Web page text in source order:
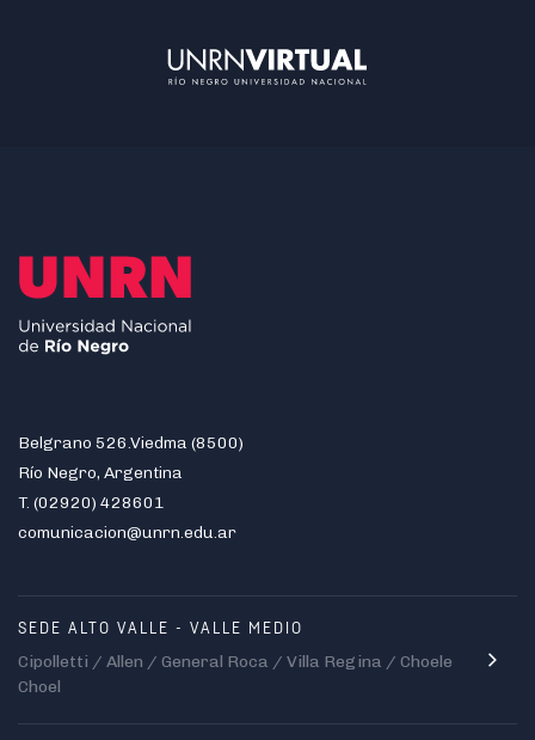
Belgrano 526.Viedma (8500)
Río Negro, Argentina
T. (02920) 428601
comunicacion@unrn.edu.ar
SEDE ALTO VALLE - VALLE MEDIO
Cipolletti / Allen / General Roca / Villa Regina / Choele
Choel